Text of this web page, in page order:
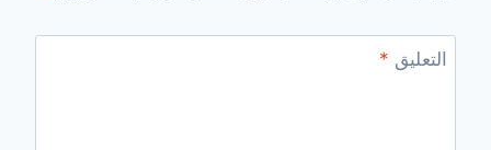
التعليق *